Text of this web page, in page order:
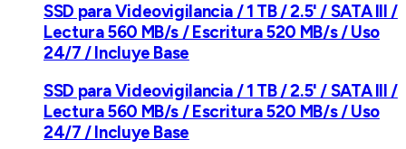
SSD para Videovigilancia / 1 TB / 2.5' / SATA III /
Lectura 560 MB/s / Escritura 520 MB/s / Uso
24/7 / Incluye Base
SSD para Videovigilancia / 1 TB / 2.5' / SATA III /
Lectura 560 MB/s / Escritura 520 MB/s / Uso
24/7 / Incluye Base